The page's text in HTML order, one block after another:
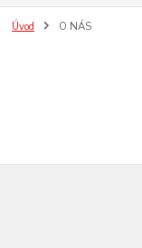
Úvod O NÁS